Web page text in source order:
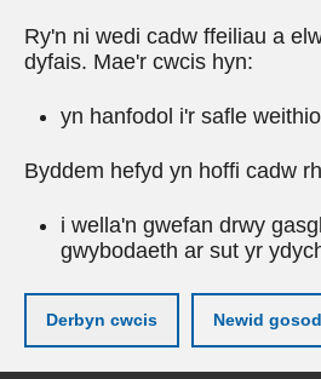
Ry'n ni wedi cadw ffeiliau a
dyfais. Mae'r cwcis hyn:
yn hanfodol i'r safle weithio
Byddem hefyd yn hoffi cadw
i wella'n gwefan drwy
gwybodaeth ar sut yr
Derbyn cwcis Newid